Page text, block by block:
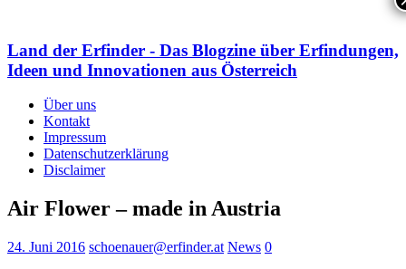
Land der Erfinder - Das Blogzine über Erfindungen,
Ideen und Innovationen aus Österreich
Über uns
Kontakt
Impressum
Datenschutzerklärung
Disclaimer
Air Flower – made in Austria
24. Juni 2016 schoenauer@erfinder.at News 0